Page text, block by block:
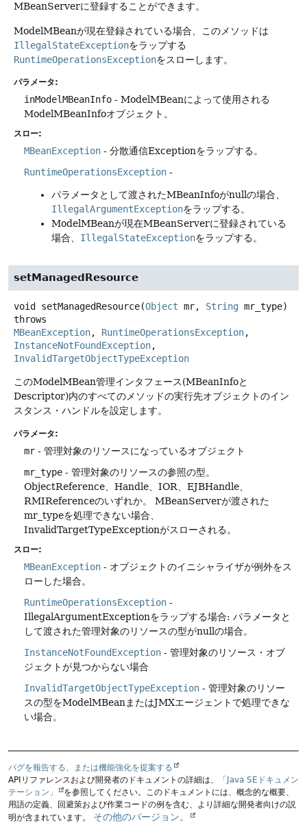
MBeanServerに登録することができます。
ModelMBeanが現在登録されている場合、このメソッドは
IllegalStateExceptionをラップする
RuntimeOperationsExceptionをスローします。
パラメータ:
inModelMBeanInfo - ModelMBeanによって使用される
ModelMBeanInfoオブジェクト。
スロー:
MBeanException - 分散通信Exceptionをラップする。
RuntimeOperationsException -
パラメータとして渡されたMBeanInfoがnullの場合、
IllegalArgumentExceptionをラップする。
ModelMBeanが現在MBeanServerに登録されている
場合、 IllegalStateExceptionをラップする。
setManagedResource
void setManagedResource(Object mr, String mr_type)
throws
MBeanException, RuntimeOperationsException
InstanceNotFoundException
InvalidTargetObjectTypeException
このModelMBean管理インタフェース(MBeanInfoと
Descriptor)内のすべてのメソッドの実行先オブジェクトのイン
スタンス・ハンドルを設定します。
パラメータ:
mr - 管理対象のリソースになっているオブジェクト
mr_type - 管理対象のリソースの参照の型。
ObjectReference、Handle、IOR、EJBHandle、
RMIReferenceのいずれか。
MBeanServerが渡された
mr_typeを処理できない場合、
InvalidTargetTypeExceptionがスローされる。
スロー:
MBeanException - オブジェクトのイニシャライザが例外をス
ローした場合。
RuntimeOperationsException -
IllegalArgumentExceptionをラップする場合: パラメータと
して渡された管理対象のリソースの型がnullの場合。
InstanceNotFoundException - 管理対象のリソース・オブ
ジェクトが見つからない場合
InvalidTargetObjectTypeException - 管理対象のリソー
スの型をModelMBeanまたはJMXエージェントで処理できな
い場合。
バグを報告する、または機能強化を提案する
APIリファレンスおよび開発者のドキュメントの詳細は、
「Java SEドキュメン
テーション」
を参照してください。このドキュメントには、概念的な概要、
用語の定義、回避策および作業コードの例を含む、より詳細な開発者向けの説
明が含まれています。
その他のバージョン。